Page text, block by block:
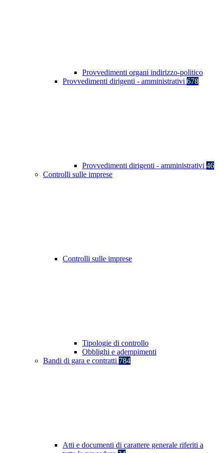
Provvedimenti organi indirizzo-politico
Provvedimenti dirigenti - amministrativi 678
Provvedimenti dirigenti - amministrativi 46
Controlli sulle imprese
Controlli sulle imprese
Tipologie di controllo
Obblighi e adempimenti
Bandi di gara e contratti 784
Atti e documenti di carattere generale riferiti a